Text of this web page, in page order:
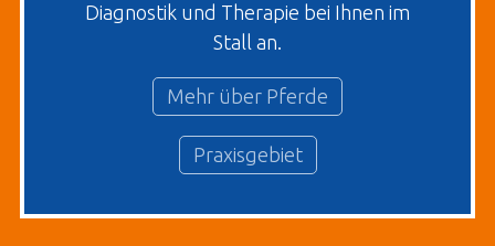
Diagnostik und Therapie bei Ihnen im
Stall an.
Mehr über Pferde
Praxisgebiet